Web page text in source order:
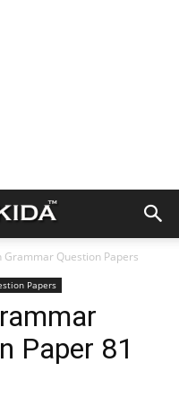
Grammar Question Papers
Papers
Paper 81